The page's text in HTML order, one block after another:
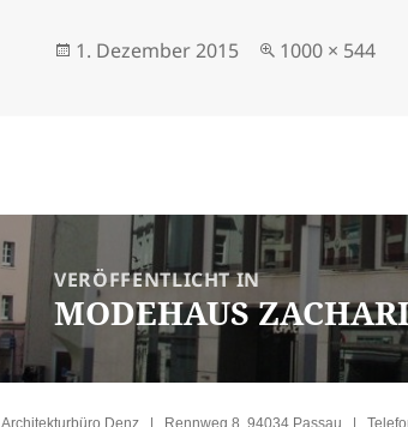
Veröffentlicht
1. Dezember 2015
Volle
1000 × 544
VERÖFFENTLICHT IN
MODEHAUS
Architekturbüro Denz | Rennweg 8, 94034 Passau |